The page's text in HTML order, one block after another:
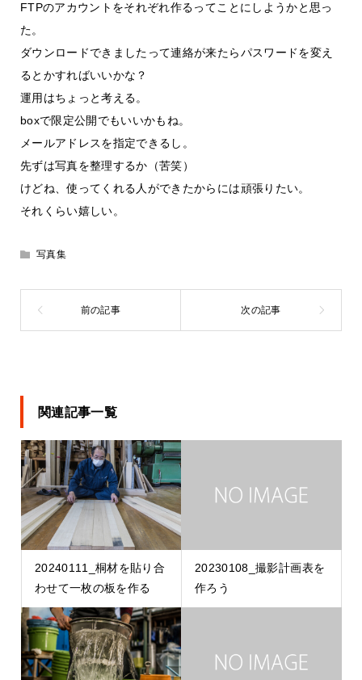
FTPのアカウントをそれぞれ作るってことにしようかと思っ
た。
ダウンロードできましたって連絡が来たらパスワードを変え
るとかすればいいかな？
運用はちょっと考える。
boxで限定公開でもいいかもね。
メールアドレスを指定できるし。
先ずは写真を整理するか（苦笑）
けどね、使ってくれる人ができたからには頑張りたい。
それくらい嬉しい。
写真集
関連記事一覧
20240111_桐材を貼り合
わせて一枚の板を作る
20230108_撮影計画表を
作ろう